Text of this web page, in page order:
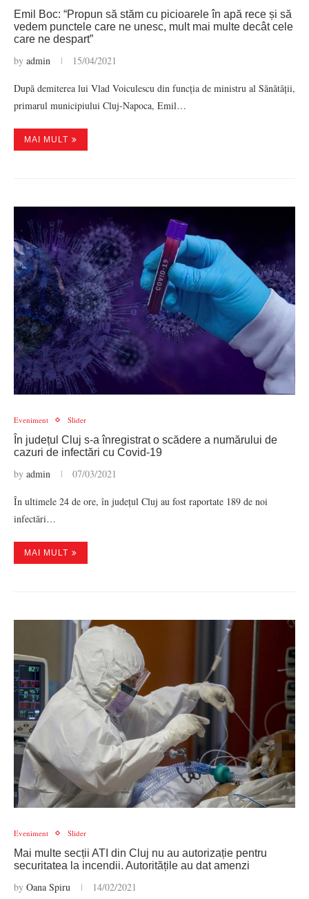
Emil Boc: “Propun să stăm cu picioarele în apă rece și să
vedem punctele care ne unesc, mult mai multe decât cele
care ne despart”
by admin 15/04/2021
După demiterea lui Vlad Voiculescu din funcția de ministru al Sănătății,
primarul municipiului Cluj-Napoca, Emil…
MAI MULT
Eveniment Slider
În județul Cluj s-a înregistrat o scădere a numărului de
cazuri de infectări cu Covid-19
by admin 07/03/2021
În ultimele 24 de ore, în județul Cluj au fost raportate 189 de noi
infectări…
MAI MULT
Eveniment Slider
Mai multe secții ATI din Cluj nu au autorizație pentru
securitatea la incendii. Autoritățile au dat amenzi
by Oana Spiru 14/02/2021